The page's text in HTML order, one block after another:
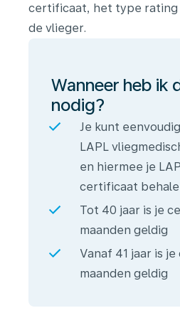
certificaat, het type rating
de vlieger.
Wanneer heb ik
nodig?
Je kunt
LAPL
en hiermee je
certificaat
Tot 40 jaar is je
maanden geldig
Vanaf 41 jaar is
maanden geldig